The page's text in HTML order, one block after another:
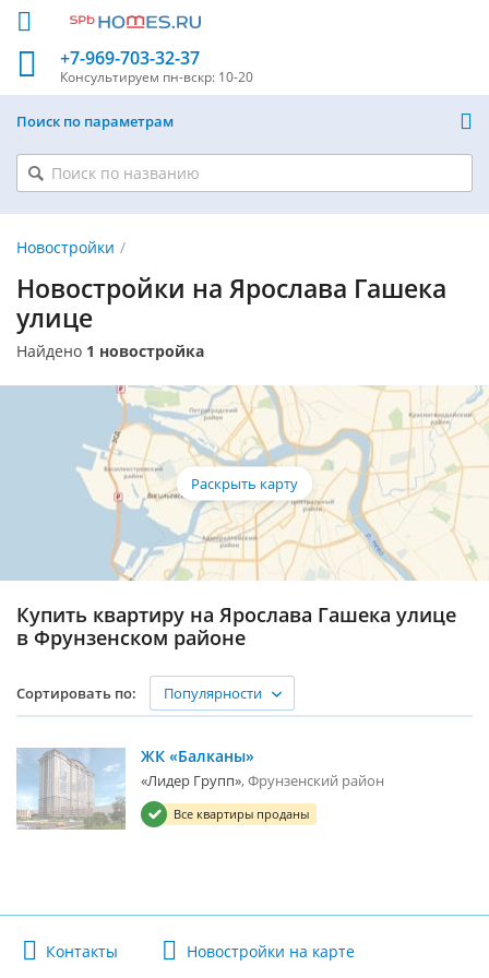
+7-969-703-32-37
Консультируем пн-вскр: 10-20
Поиск по параметрам
Новостройки
Новостройки на Ярослава Гашека
улице
Найдено 1 новостройка
Купить квартиру на Ярослава Гашека улице
в Фрунзенском районе
Сортировать по: Популярности
ЖК «Балканы»
«Лидер Групп» Фрунзенский район
Все квартиры проданы
Контакты Новостройки на карте